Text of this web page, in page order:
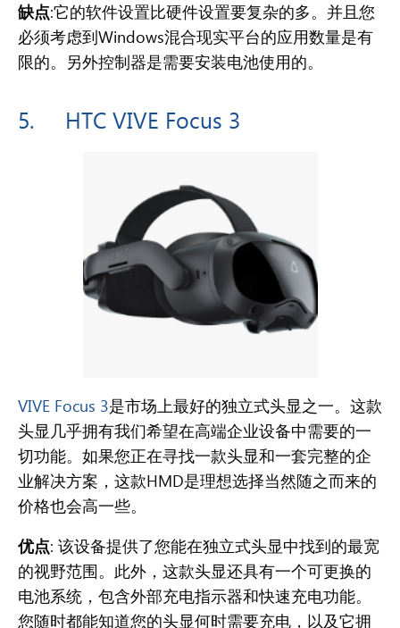
缺点:它的软件设置比硬件设置要复杂的多。并且您
必须考虑到Windows混合现实平台的应用数量是有
限的。另外控制器是需要安装电池使用的。
5. HTC VIVE Focus 3
VIVE Focus 3是市场上最好的独立式头显之一。这款
头显几乎拥有我们希望在高端企业设备中需要的一
切功能。如果您正在寻找一款头显和一套完整的企
业解决方案，这款HMD是理想选择当然随之而来的
价格也会高一些。
优点: 该设备提供了您能在独立式头显中找到的最宽
的视野范围。此外，这款头显还具有一个可更换的
电池系统，包含外部充电指示器和快速充电功能。
您随时都能知道您的头显何时需要充电，以及它拥